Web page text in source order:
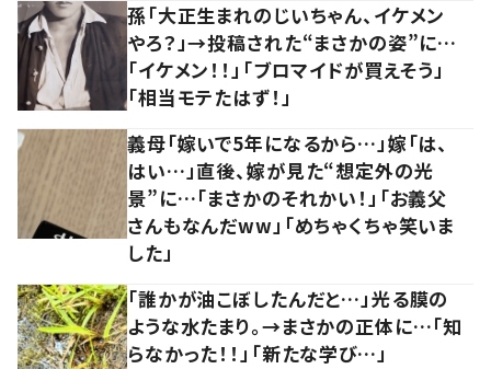
孫「大正生まれのじいちゃん、イケメン
やろ？」→投稿された“まさかの姿”に…
「イケメン！！」「ブロマイドが買えそう」
「相当モテたはず！」
義母「嫁いで5年になるから…」嫁「は、
はい…」直後、嫁が見た“想定外の光
景”に…「まさかのそれかい！」「お義父
さんもなんだww」「めちゃくちゃ笑いま
した」
「誰かが油こぼしたんだと…」光る膜の
ような水たまり。→まさかの正体に…「知
らなかった！！」「新たな学び…」